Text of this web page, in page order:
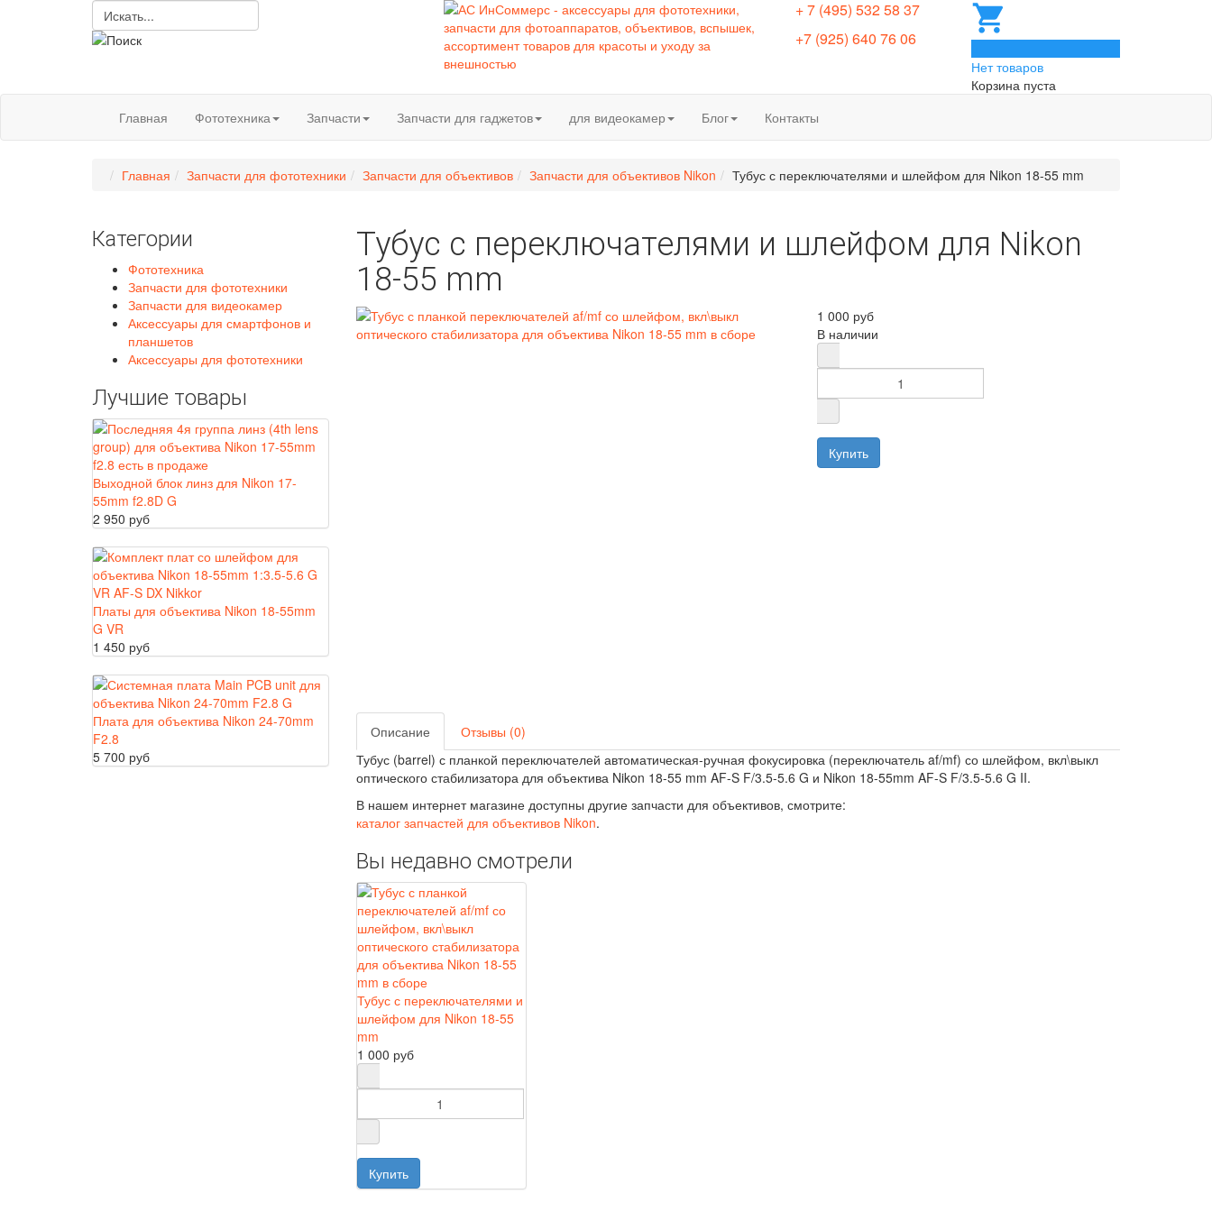
+ 7 (495) 532 58 37
+7 (925) 640 76 06
Нет товаров
Корзина пуста
Главная
Фототехника Запчасти Запчасти для гаджетов для видеокамер Блог Контакты
Главная Запчасти для фототехники Запчасти для объективов Запчасти для объективов Nikon Тубус с переключателями и шлейфом для Nikon 18-55 mm
Тубус с переключателями и шлейфом для Nikon
18-55 mm
1 000 руб
В наличии
Описание
Отзывы (0)
Тубус (barrel) с планкой переключателей автоматическая-ручная фокусировка (переключатель af/mf) со шлейфом, вкл\выкл
оптического стабилизатора для объектива Nikon 18-55 mm AF-S F/3.5-5.6 G и Nikon 18-55mm AF-S F/3.5-5.6 G II.
В нашем интернет магазине доступны другие запчасти для объективов, смотрите:
каталог запчастей для объективов Nikon.
Вы недавно смотрели
Тубус с переключателями и
шлейфом для Nikon 18-55
mm
1 000 руб
Категории
Фототехника
Запчасти для фототехники
Запчасти для видеокамер
Аксессуары для смартфонов и
планшетов
Аксессуары для фототехники
Лучшие товары
Выходной блок линз для Nikon 17-
55mm f2.8D G
2 950 руб
Платы для объектива Nikon 18-55mm
G VR
1 450 руб
Плата для объектива Nikon 24-70mm
F2.8
5 700 руб